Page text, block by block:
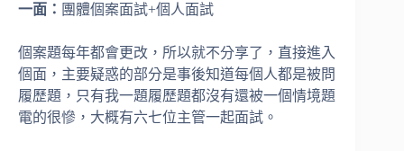
一面： 團體個案面試+個人面試
個案題每年都會更改，所以就不分享了，直接進入
個面，主要疑惑的部分是事後知道每個人都是被問
履歷題，只有我一題履歷題都沒有還被一個情境題
電的很慘，大概有六七位主管一起面試。